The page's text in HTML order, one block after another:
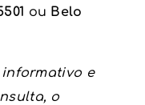
ou Belo
informativo e
o